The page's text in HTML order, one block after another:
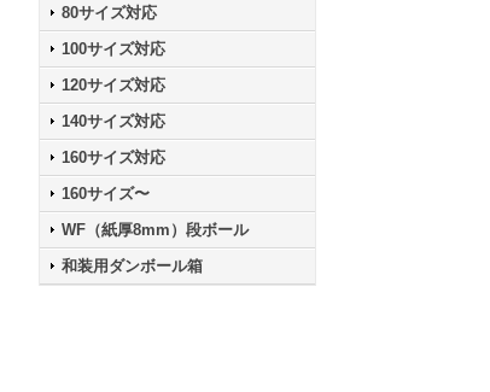
80サイズ対応
100サイズ対応
120サイズ対応
140サイズ対応
160サイズ対応
160サイズ〜
WF（紙厚8mm）段ボール
和装用ダンボール箱